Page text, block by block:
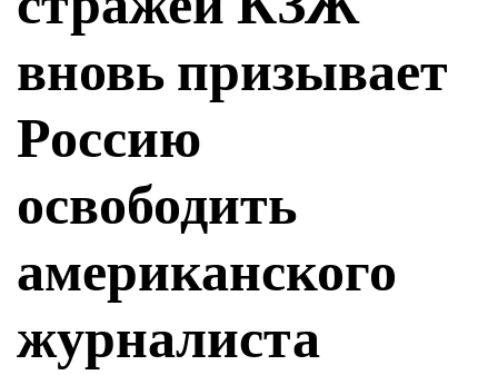
вновь призывает
Россию
освободить
американского
журналиста